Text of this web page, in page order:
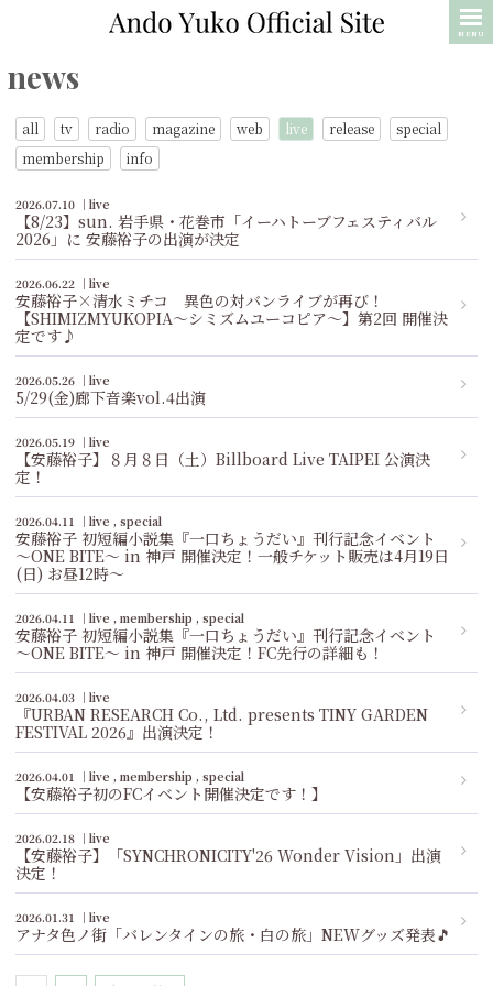
MENU
news
all tv radio magazine web live release
special
membership
info
2026.07.10 live
【8/23】sun. 岩手県・花巻市「イーハトーブフェスティバル
2026」に 安藤裕子の出演が決定
2026.06.22 live
安藤裕子×清水ミチコ 異色の対バンライブが再び！
【SHIMIZMYUKOPIA〜シミズムユーコピア〜】第2回 開催決
定です♪
2026.05.26 live
5/29(金)廊下音楽vol.4出演
2026.05.19 live
【安藤裕子】８月８日（土）Billboard Live TAIPEI 公演決
定！
2026.04.11 live special
安藤裕子 初短編小説集『一口ちょうだい』刊行記念イベント
〜ONE BITE〜 in 神戸 開催決定！一般チケット販売は4月19日
(日) お昼12時～
2026.04.11 live membership special
安藤裕子 初短編小説集『一口ちょうだい』刊行記念イベント
〜ONE BITE〜 in 神戸 開催決定！FC先行の詳細も！
2026.04.03 live
『URBAN RESEARCH Co., Ltd. presents TINY GARDEN
FESTIVAL 2026』出演決定！
2026.04.01 live membership special
【安藤裕子初のFCイベント開催決定です！】
2026.02.18 live
【安藤裕子】「SYNCHRONICITY'26 Wonder Vision」出演
決定！
2026.01.31 live
アナタ色ノ街「バレンタインの旅・白の旅」NEWグッズ発表🎵